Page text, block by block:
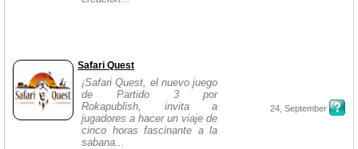
Safari Quest
¡Safari Quest, el nuevo juego
de Partido 3 por
Rokapublish, invita a
jugadores a hacer un viaje de
cinco horas fascinante a la
sabana...
24, September